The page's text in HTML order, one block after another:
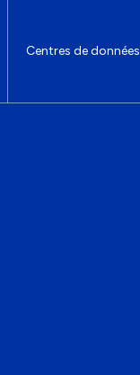
Centres de données